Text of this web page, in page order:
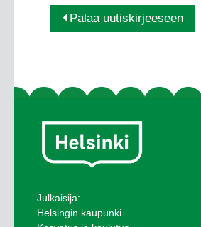
Palaa uutiskirjeeseen
Julkaisija:
Helsingin kaupunki